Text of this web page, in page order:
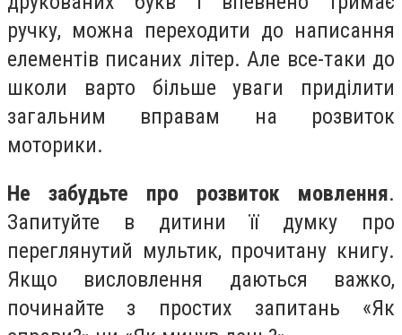
ручку, можна переходити до написання
елементів писаних літер. Але все-таки до
школи варто більше уваги приділити
загальним вправам на розвиток
моторики.
Не забудьте про розвиток мовлення.
Запитуйте в дитини її думку про
переглянутий мультик, прочитану книгу.
Якщо висловлення даються важко,
починайте з простих запитань «Як